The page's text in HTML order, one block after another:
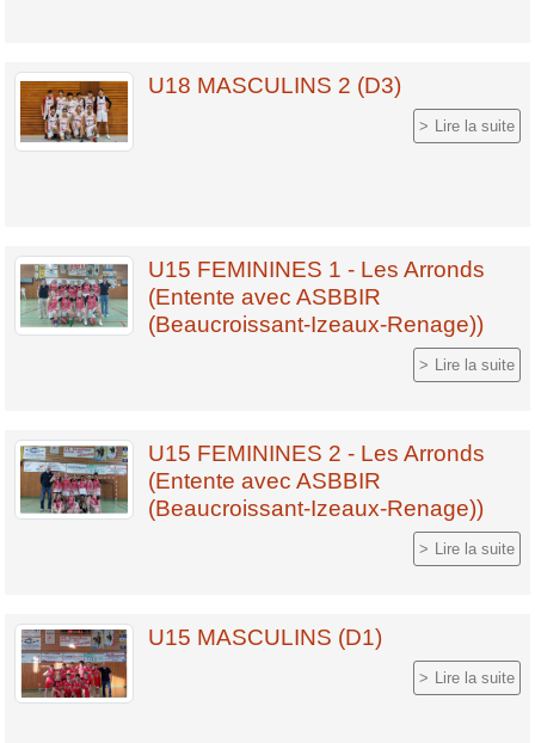
U18 MASCULINS 2 (D3)
Lire la suite
U15 FEMININES 1 - Les Arronds
(Entente avec ASBBIR
(Beaucroissant-Izeaux-Renage))
Lire la suite
U15 FEMININES 2 - Les Arronds
(Entente avec ASBBIR
(Beaucroissant-Izeaux-Renage))
Lire la suite
U15 MASCULINS (D1)
Lire la suite